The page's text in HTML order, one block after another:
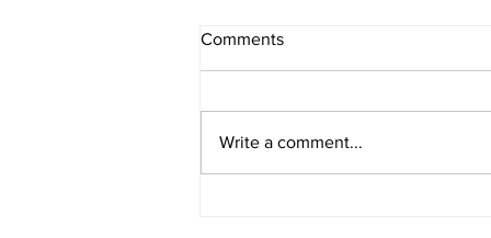
Comments
Write a comment...